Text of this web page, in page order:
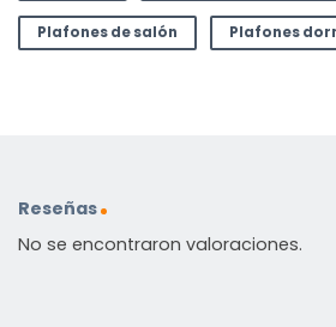
Plafones de salón Plafones
Reseñas
No se encontraron valoraciones.